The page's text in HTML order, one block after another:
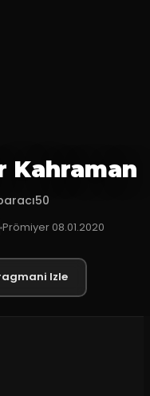
Kahraman
Prömiyer 08.01.2020
Izle